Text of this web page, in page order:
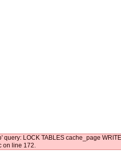
LOCK TABLES cache_page
on line 172.